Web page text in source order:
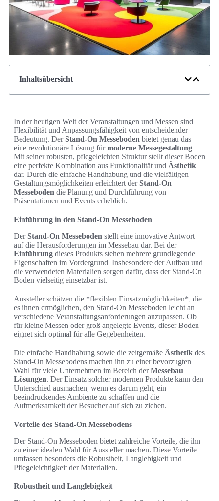
Inhaltsübersicht
In der heutigen Welt der Veranstaltungen und Messen sind
Flexibilität und Anpassungsfähigkeit von entscheidender
Bedeutung. DerStand-On Messeboden bietet genau das –
eine revolutionäre Lösung fürmoderne Messegestaltung.
Mit seiner robusten, pflegeleichten Struktur stellt dieser Boden
eine perfekte Kombination aus Funktionalität und Ästhetik
dar. Durch die einfache Handhabung und die vielfältigen
Gestaltungsmöglichkeiten erleichtert derStand-On
Messeboden die Planung und Durchführung von
Präsentationen und Events erheblich.
Einführung in den Stand-On Messeboden
DerStand-On Messeboden stellt eine innovative Antwort
auf die Herausforderungen im Messebau dar. Bei der
Einführung dieses Produkts stehen mehrere grundlegende
Eigenschaften im Vordergrund. Insbesondere der Aufbau und
die verwendeten Materialien sorgen dafür, dass der Stand-On
Boden vielseitig einsetzbar ist.
Aussteller schätzen die *flexiblen Einsatzmöglichkeiten*, die
es ihnen ermöglichen, den Stand-On Messeboden leicht an
verschiedene Veranstaltungsanforderungen anzupassen. Ob
für kleine Messen oder groß angelegte Events, dieser Boden
eignet sich optimal für alle Gegebenheiten.
Die einfache Handhabung sowie die zeitgemäße Ästhetik des
Stand-On Messebodens machen ihn zu einer bevorzugten
Wahl für viele Unternehmen im Bereich derMessebau
Lösungen. Der Einsatz solcher modernen Produkte kann den
Unterschied ausmachen, wenn es darum geht, ein
beeindruckendes Ambiente zu schaffen und die
Aufmerksamkeit der Besucher auf sich zu ziehen.
Vorteile des Stand-On Messebodens
Der Stand-On Messeboden bietet zahlreiche Vorteile, die ihn
zu einer idealen Wahl für Aussteller machen. Diese Vorteile
umfassen besonders die Robustheit, Langlebigkeit und
Pflegeleichtigkeit der Materialien.
Robustheit und Langlebigkeit